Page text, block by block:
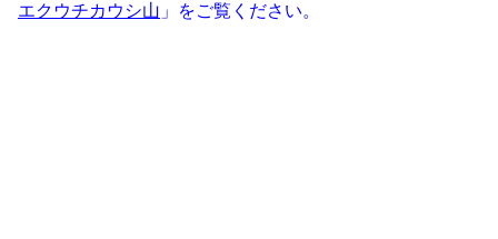
エクウチカウシ山 」をご覧ください。